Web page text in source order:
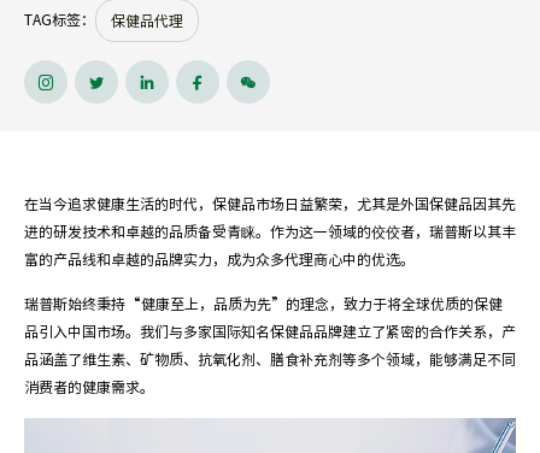
健
品
代
理
TAG标签： 保健品代理
在当今追求健康生活的时代，保健品市场日益繁荣，尤其是外国保健品因其先
进的研发技术和卓越的品质备受青睐。作为这一领域的佼佼者，瑞普斯以其丰
富的产品线和卓越的品牌实力，成为众多代理商心中的优选。
瑞普斯始终秉持“健康至上，品质为先”的理念，致力于将全球优质的保健
品引入中国市场。我们与多家国际知名保健品品牌建立了紧密的合作关系，产
品涵盖了维生素、矿物质、抗氧化剂、膳食补充剂等多个领域，能够满足不同
消费者的健康需求。